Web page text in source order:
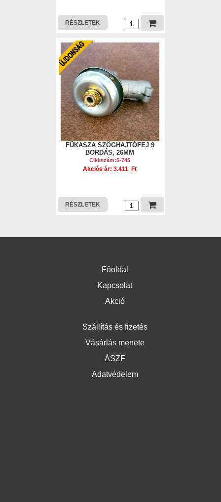
RÉSZLETEK
FŰKASZA SZÖGHAJTÓFEJ 9
BORDÁS, 26MM
Cikkszám:5-745
Akciós ár: 3.411 Ft
RÉSZLETEK
Főoldal
Kapcsolat
Akció
Szállítás és fizetés
Vásárlás menete
ÁSZF
Adatvédelem